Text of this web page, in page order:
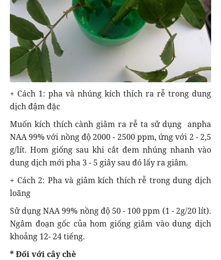
+ Cách 1: pha và nhúng kích thích ra rễ trong dung
dịch đậm đặc
Muốn kích thích cành giâm ra rễ ta sử dụng anpha
NAA 99% với nồng độ 2000 - 2500 ppm, ứng với 2 - 2,5
g/lít. Hom giống sau khi cắt đem nhúng nhanh vào
dung dịch mới pha 3 - 5 giây sau đó lấy ra giâm.
+ Cách 2: Pha và giâm kích thích rễ trong dung dịch
loãng
Sử dụng NAA 99% nồng độ 50 - 100 ppm (1 - 2g/20 lít).
Ngâm đoạn gốc của hom giống giâm vào dung dịch
khoảng 12- 24 tiếng.
* Đối với cây chè